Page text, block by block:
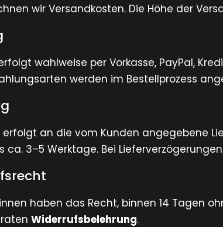
wir Versandkosten. Die Höhe der
wahlweise per Vorkasse, PayPal,
werden im Bestellprozess
erfolgt an die vom Kunden angegebene
ca. 3–5 Werktage. Bei
haben das Recht, binnen 14 Tagen
Widerrufsbelehrung.